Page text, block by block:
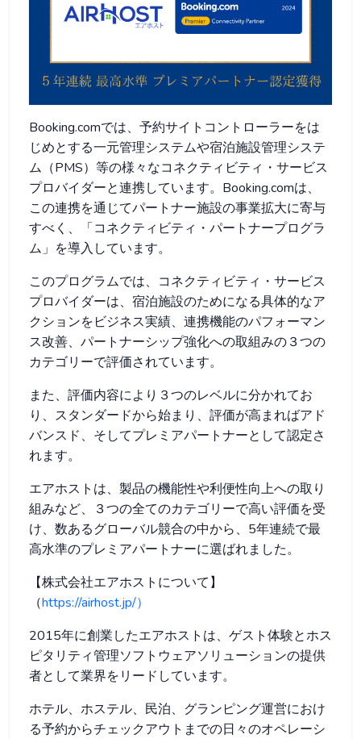
Booking.comでは、予約サイトコントローラーをは
じめとする一元管理システムや宿泊施設管理システ
ム（PMS）等の様々なコネクティビティ・サービス
プロバイダーと連携しています。Booking.comは、
この連携を通じてパートナー施設の事業拡大に寄与
すべく、「コネクティビティ・パートナープログラ
ム」を導入しています。
このプログラムでは、コネクティビティ・サービス
プロバイダーは、宿泊施設のためになる具体的なア
クションをビジネス実績、連携機能のパフォーマン
ス改善、パートナーシップ強化への取組みの３つの
カテゴリーで評価されています。
また、評価内容により３つのレベルに分かれてお
り、スタンダードから始まり、評価が高まればアド
バンスド、そしてプレミアパートナーとして認定さ
れます。
エアホストは、製品の機能性や利便性向上への取り
組みなど、３つの全てのカテゴリーで高い評価を受
け、数あるグローバル競合の中から、5年連続で最
高水準のプレミアパートナーに選ばれました。
【株式会社エアホストについて】
（https://airhost.jp/）
2015年に創業したエアホストは、ゲスト体験とホス
ピタリティ管理ソフトウェアソリューションの提供
者として業界をリードしています。
ホテル、ホステル、民泊、グランピング運営におけ
る予約からチェックアウトまでの日々のオペレーシ